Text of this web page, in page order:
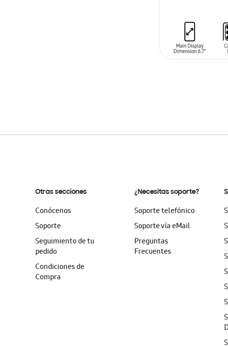
Otras secciones
Conócenos
Soporte
Seguimiento de tu
pedido
Condiciones de
Compra
¿Necesitas soporte?
Soporte telefónico
Soporte vía eMail
Preguntas
Frecuentes